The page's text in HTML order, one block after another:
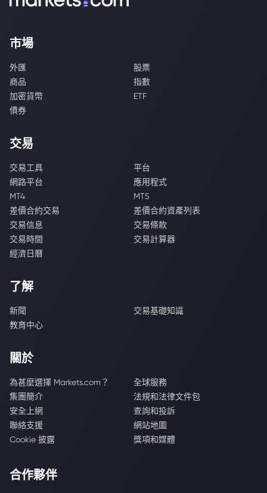
市場
外匯
股票
商品
指數
加密貨幣
ETF
債券
交易
交易工具
平台
網路平台
應用程式
MT4
MT5
差價合約交易
差價合約資產列表
交易信息
交易條款
交易時間
交易計算器
經濟日曆
了解
新聞
交易基礎知識
教育中心
關於
為甚麼選擇 Markets.com？
全球服務
集團簡介
法規和法律文件包
安全上網
查詢和投訴
聯絡支援
網站地圖
Cookie 披露
獎項和媒體
合作夥伴